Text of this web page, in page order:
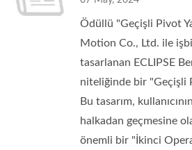
Ödüllü "Geçişli Pivot
Motion Co., Ltd. ile
tasarlanan ECLIPSE
niteliğinde bir "Geçişli
Bu tasarım,
halkadan geçmesine
önemli bir "İkinci